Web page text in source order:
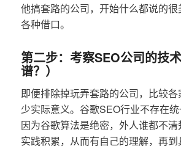
他搞套路的公司，开始什么都说的
各种借口。
第二步：考察SEO公司的技
谱？）
即便排除掉玩弄套路的公司，比较
少实际意义。谷歌SEO行业不存在统
因为谷歌算法是绝密，外人谁都不
实践积累，从而有自己的理解，再